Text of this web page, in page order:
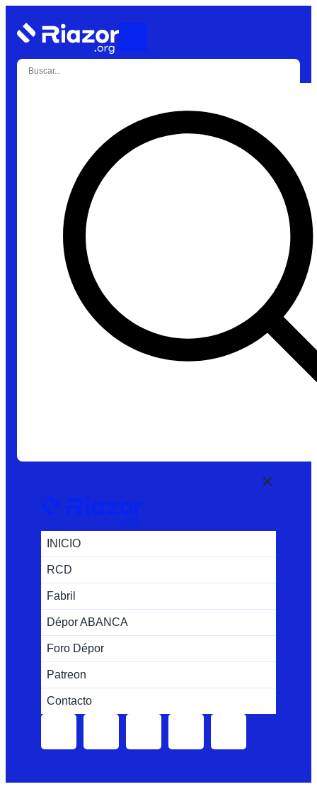
INICIO
RCD
Fabril
Dépor ABANCA
Foro Dépor
Patreon
Contacto